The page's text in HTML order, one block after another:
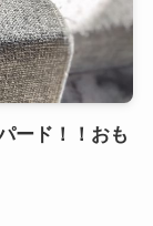
ード！！おも